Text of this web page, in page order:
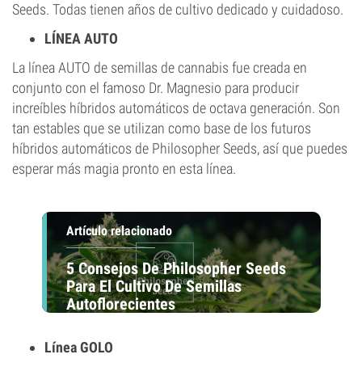
Seeds. Todas tienen años de cultivo dedicado y cuidadoso.
LÍNEA AUTO
La línea AUTO de semillas de cannabis fue creada en
conjunto con el famoso Dr. Magnesio para producir
increíbles híbridos automáticos de octava generación. Son
tan estables que se utilizan como base de los futuros
híbridos automáticos de Philosopher Seeds, así que puedes
esperar más magia pronto en esta línea.
Artículo relacionado
5 Consejos De Philosopher Seeds
Para El Cultivo De Semillas
Autoflorecientes
Línea GOLO